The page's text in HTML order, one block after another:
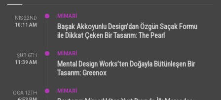
NIS 22ND
10:11 AM
MİMARİ
Başak Akkoyunlu Design’dan Özgün Saçak Formu
ile Dikkat Çeken Bir Tasarım: The Pearl
ŞUB 6TH
11:39 AM
MİMARİ
Mental Design Works’ten Doğayla Bütünleşen Bir
Tasarım: Greenox
OCA 12TH
MİMARİ